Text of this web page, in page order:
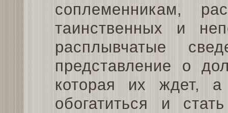
соплеменникам,
таинственных и
расплывчатые
представление о
которая их ждет,
обогатиться и